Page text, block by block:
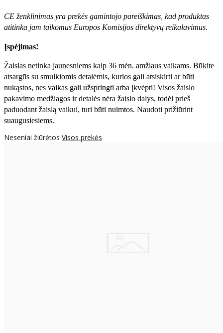
CE ženklinimas yra prekės gamintojo pareiškimas, kad produktas
atitinka jam taikomus Europos Komisijos direktyvų reikalavimus.
Įspėjimas!
Žaislas netinka jaunesniems kaip 36 mėn. amžiaus vaikams. Būkite
atsargūs su smulkiomis detalėmis, kurios gali atsiskirti ar būti
nukąstos, nes vaikas gali užspringti arba įkvėpti! Visos žaislо
pakavimo medžiagos ir detalės nėra žaislo dalys, todėl prieš
paduodant žaislą vaikui, turi būti nuimtos. Naudoti prižiūrint
suaugusiesiems.
Neseniai žiūrėtos Visos prekės